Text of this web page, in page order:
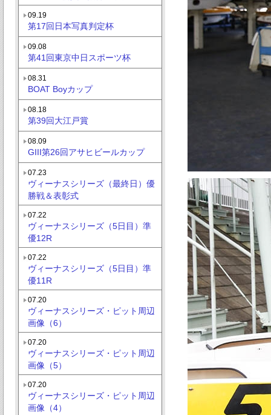
09.19
第17回日本写真判定杯
09.08
第41回東京中日スポーツ杯
08.31
BOAT Boyカップ
08.18
第39回大江戸賞
08.09
GIII第26回アサヒビールカップ
07.23
ヴィーナスシリーズ（最終日）優
勝戦＆表彰式
07.22
ヴィーナスシリーズ（5日目）準
優12R
07.22
ヴィーナスシリーズ（5日目）準
優11R
07.20
ヴィーナスシリーズ・ピット周辺
画像（6）
07.20
ヴィーナスシリーズ・ピット周辺
画像（5）
07.20
ヴィーナスシリーズ・ピット周辺
画像（4）